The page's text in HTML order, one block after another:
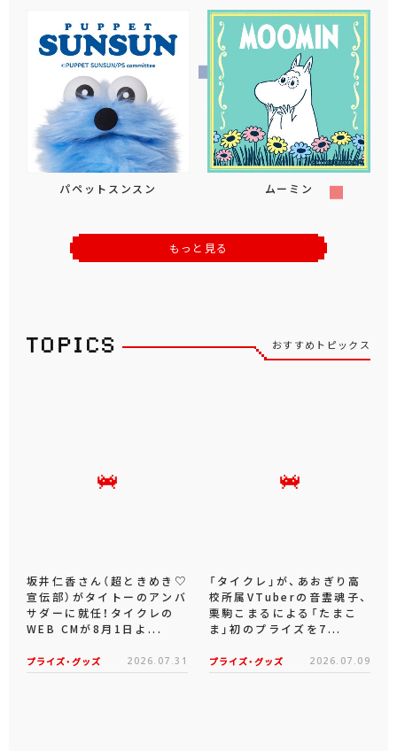
パペットスンスン ムーミン
もっと見る
おすすめトピックス
坂井仁香さん（超ときめき♡
宣伝部）がタイトーのアンバ
サダーに就任！タイクレの
WEB CMが8月1日よ...
プライズ・グッズ 2026.07.31
「タイクレ」が、あおぎり高
校所属VTuberの音霊魂子、
栗駒こまるによる「たまこ
ま」初のプライズを7...
プライズ・グッズ 2026.07.09